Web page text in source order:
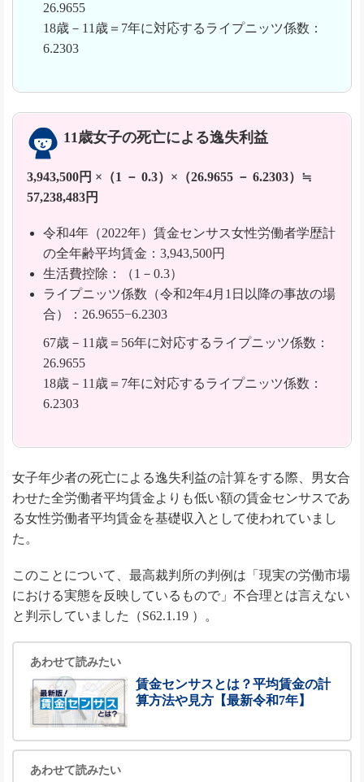
26.9655
18歳－11歳＝7年に対応するライプニッツ係数：
6.2303
11歳女子の死亡による逸失利益
3,943,500円 ×（1 － 0.3）×（26.9655 － 6.2303）≒
57,238,483円
令和4年（2022年）賃金センサス女性労働者学歴計
の全年齢平均賃金：3,943,500円
生活費控除：（1－0.3）
ライプニッツ係数（令和2年4月1日以降の事故の場
合）：26.9655−6.2303
67歳－11歳＝56年に対応するライプニッツ係数：
26.9655
18歳－11歳＝7年に対応するライプニッツ係数：
6.2303
女子年少者の死亡による逸失利益の計算をする際、男女合
わせた全労働者平均賃金よりも低い額の賃金センサスであ
る女性労働者平均賃金を基礎収入として使われていまし
た。
このことについて、最高裁判所の判例は「現実の労働市場
における実態を反映しているもので」不合理とは言えない
と判示していました（S62.1.19 ）。
あわせて読みたい
賃金センサスとは？平均賃金の計
算方法や見方【最新令和7年】
あわせて読みたい